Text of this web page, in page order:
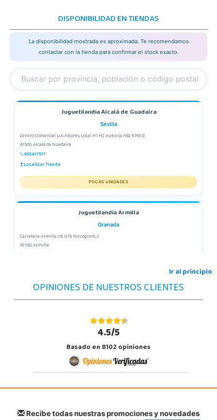
DISPONIBILIDAD EN TIENDAS
La disponibilidad mostrada es aproximada. Te recomendamos
contactar con la tienda para confirmar el stock exacto.
Juguetilandia Alcalá de Guadaíra
Sevilla
Centro Comercial Los Alcores, Local H1 H2 Autovia A92 KM8.8
41500, Alcalá de Guadaíra
955417571
Localizar Tienda
POCAS UNIDADES
Juguetilandia Armilla
Granada
Carretera Armilla 29, Urb. Porcegram, 2
18100, Armilla
Juguetilandia Córdoba
Córdoba
C/ INGENIERO JUAN DE LA CIERVA 1 Polígono Industrial La Torrecilla
Juguetilandia Elche-Ctra.Crevillente
Ir al principio
OPINIONES DE NUESTROS CLIENTES
4.5/5
Basado en 8102 opiniones
Recibe todas nuestras promociones y novedades